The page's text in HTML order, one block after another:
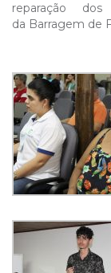
reparação
da Barragem de